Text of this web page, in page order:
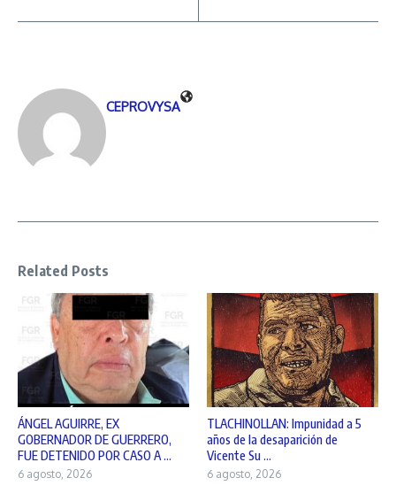
CEPROVYSA
Related Posts
ÁNGEL AGUIRRE, EX
GOBERNADOR DE GUERRERO,
FUE DETENIDO POR CASO A ...
6 agosto, 2026
TLACHINOLLAN: Impunidad a 5
años de la desaparición de
Vicente Su ...
6 agosto, 2026